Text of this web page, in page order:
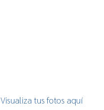
Visualiza tus fotos aquí